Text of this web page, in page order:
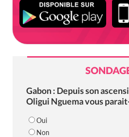
Gabon : Depuis son
Oligui Nguema vous
Oui
Non